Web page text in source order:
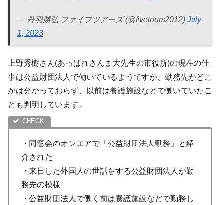
— 丹羽勝弘 ファイブツアーズ (@fivetours2012) July
1, 2023
上野秀樹さん(あっぱれさんま大先生の市役所)の現在の仕
事は公益財団法人で働いているようですが、勤務先がどこ
かは分かっておらず、以前は養護施設などで働いていたこ
とも判明しています。
・同窓会のオンエアで「公益財団法人勤務」と紹
介された
・来日した外国人の世話をする公益財団法人が勤
務先の模様
・公益財団法人で働く前は養護施設などで勤務し